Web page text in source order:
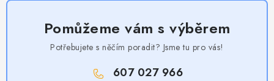
Pomůžeme vám s výběrem
Potřebujete s něčím poradit? Jsme tu pro vás!
607 027 966